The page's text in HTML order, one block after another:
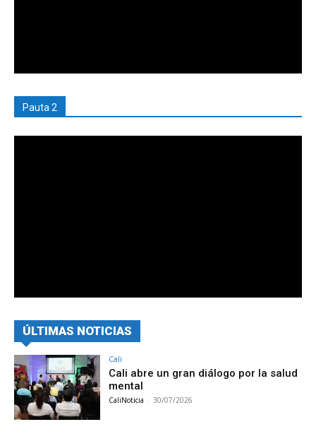
Pauta 2
ÚLTIMAS NOTICIAS
Cali
Cali abre un gran diálogo por la salud
mental
CaliNoticia - 30/07/2026